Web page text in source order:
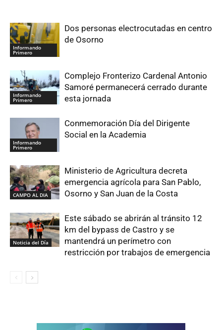
Informando
Primero
Dos personas electrocutadas en centro
de Osorno
Informando
Primero
Complejo Fronterizo Cardenal Antonio
Samoré permanecerá cerrado durante
esta jornada
Informando
Primero
Conmemoración Día del Dirigente
Social en la Academia
CAMPO AL DIA
Ministerio de Agricultura decreta
emergencia agrícola para San Pablo,
Osorno y San Juan de la Costa
Noticia del Día
Este sábado se abrirán al tránsito 12
km del bypass de Castro y se
mantendrá un perímetro con
restricción por trabajos de emergencia